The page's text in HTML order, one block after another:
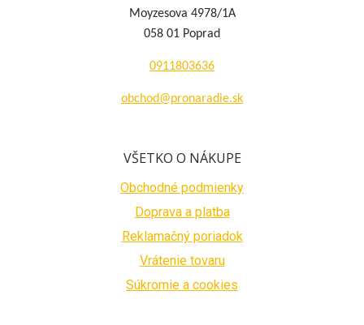
Moyzesova 4978/1A
058 01 Poprad
0911803636
obchod@pronaradie.sk
VŠETKO O NÁKUPE
Obchodné podmienky
Doprava a platba
Reklamačný poriadok
Vrátenie tovaru
Súkromie a cookies